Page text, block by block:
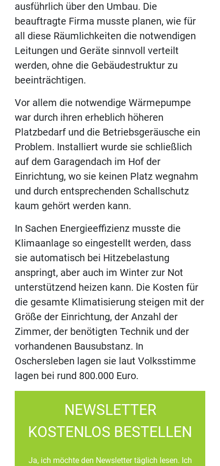
ausführlich über den Umbau. Die
beauftragte Firma musste planen, wie für
all diese Räumlichkeiten die notwendigen
Leitungen und Geräte sinnvoll verteilt
werden, ohne die Gebäudestruktur zu
beeinträchtigen.
Vor allem die notwendige Wärmepumpe
war durch ihren erheblich höheren
Platzbedarf und die Betriebsgeräusche ein
Problem. Installiert wurde sie schließlich
auf dem Garagendach im Hof der
Einrichtung, wo sie keinen Platz wegnahm
und durch entsprechenden Schallschutz
kaum gehört werden kann.
In Sachen Energieeffizienz musste die
Klimaanlage so eingestellt werden, dass
sie automatisch bei Hitzebelastung
anspringt, aber auch im Winter zur Not
unterstützend heizen kann. Die Kosten für
die gesamte Klimatisierung steigen mit der
Größe der Einrichtung, der Anzahl der
Zimmer, der benötigten Technik und der
vorhandenen Bausubstanz. In
Oschersleben lagen sie laut Volksstimme
lagen bei rund 800.000 Euro.
NEWSLETTER
KOSTENLOS BESTELLEN
Ja, ich möchte den Newsletter täglich lesen. Ich